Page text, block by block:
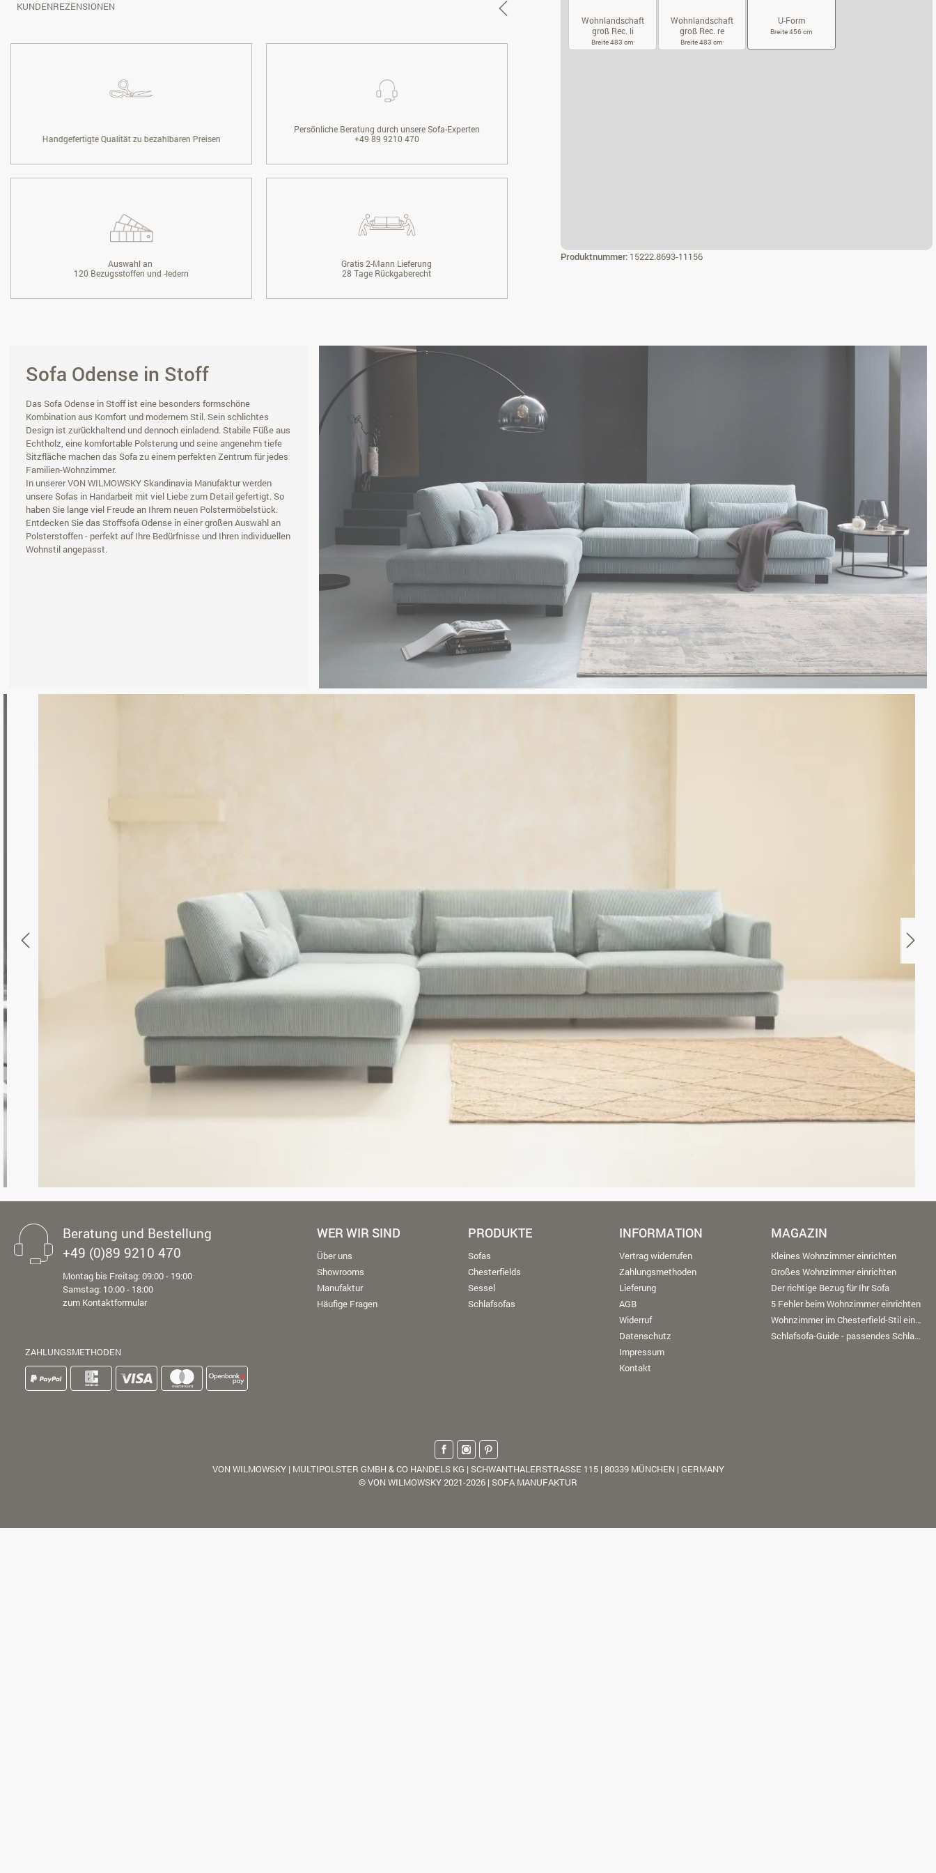
Wohnlandschaft
groß Rec. li
Breite 483 cm
Wohnlandschaft
groß Rec. re
Breite 483 cm
U-Form
Breite 456 cm
U-FORM
Produktnummer: 15222.8693-11156
KUNDENREZENSIONEN
Handgefertigte Qualität zu bezahlbaren Preisen
Persönliche Beratung durch unsere Sofa-Experten
+49 89 9210 470
Auswahl an
120 Bezugsstoffen und -ledern
Gratis 2-Mann Lieferung
28 Tage Rückgaberecht
Sofa Odense in Stoff
Das Sofa Odense in Stoff ist eine besonders formschöne
Kombination aus Komfort und modernem Stil. Sein schlichtes
Design ist zurückhaltend und dennoch einladend. Stabile Füße aus
Echtholz, eine komfortable Polsterung und seine angenehm tiefe
Sitzfläche machen das Sofa zu einem perfekten Zentrum für jedes
Familien-Wohnzimmer.
In unserer VON WILMOWSKY Skandinavia Manufaktur werden
unsere Sofas in Handarbeit mit viel Liebe zum Detail gefertigt. So
haben Sie lange viel Freude an Ihrem neuen Polstermöbelstück.
Entdecken Sie das Stoffsofa Odense in einer großen Auswahl an
Polsterstoffen - perfekt auf Ihre Bedürfnisse und Ihren individuellen
Wohnstil angepasst.
Beratung und Bestellung
+49 (0)89 9210 470
Montag bis Freitag: 09:00 - 19:00
Samstag: 10:00 - 18:00
zum Kontaktformular
ZAHLUNGSMETHODEN
WER WIR SIND
Über uns
Showrooms
Manufaktur
Häufige Fragen
PRODUKTE
Sofas
Chesterfields
Sessel
Schlafsofas
INFORMATION
Vertrag widerrufen
Zahlungsmethoden
Lieferung
AGB
Widerruf
Datenschutz
Impressum
Kontakt
MAGAZIN
Kleines Wohnzimmer einrichten
Großes Wohnzimmer einrichten
Der richtige Bezug für Ihr Sofa
5 Fehler beim Wohnzimmer einrichten
Wohnzimmer im Chesterfield-Stil einrichten
Schlafsofa-Guide - passendes Schlafsofa finden
VON WILMOWSKY | MULTIPOLSTER GMBH & CO HANDELS KG | SCHWANTHALERSTRASSE 115 | 80339 MÜNCHEN | GERMANY
© VON WILMOWSKY 2021-2026 | SOFA MANUFAKTUR